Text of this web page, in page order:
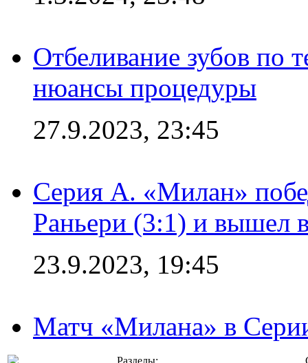
Отбеливание зубов по
нюансы процедуры
27.9.2023, 23:45
Серия А. «Милан»
Раньери (3:1) и вышел
23.9.2023, 19:45
Матч «Милана» в
Разделы: